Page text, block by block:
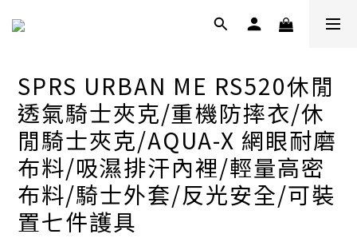
SPRS URBAN ME RS520休閒
透氣騎士夾克/重機防摔衣/休
閒騎士夾克/AQUA-X 網眼耐磨
布料/吸濕排汗內裡/輕量高密
布料/騎士外套/反光安全/可裝
置七件護具